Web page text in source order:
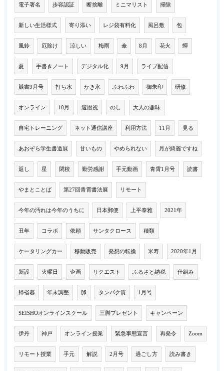
電子署名 歩容認証 断捨離 ミニマリスト 掃除
新しい生活様式 寄り添い レジ袋有料化 風呂敷 包
風鈴 厄除け 涼しい 梅雨 傘 8月 花火 蟬
夏 手書きノート デジタル化 9月 ライブ配信
競書9月号 打ち水 かき氷 ふわふわ 御朱印 研修
オンライン 10月 還暦祝 のし 大人の趣味
自宅トレーニング ネット通信講座 利用方法 11月 見る
あおぞら学生書道展 甘いもの やめられない 月が綺麗ですね
返し 星 閉校 勤労感謝 手元動画 青霄1月号 読書
やまとことば 第27回青霄書法展 リモート
今年の汚れは今年のうちに 日本郵便 上平泰雅 2021年
丑年 コラボ 依頼 サンタクロース 種類
ケータリングカー 移動販売 発想の転換 米寿 2020年1月
新設 火曜日 企画 リクエスト ふるさと納税 仕組み
帰省暮 年末調整 卵 タンパク質 1月号
SEISHOオンラインスクール 三脚プレゼント キャンペーン
伊丹 神戸 オンライン授業 緊急事態宣言 再発令 Zoom
リモート授業 手元 解説 2月号 過ごし方 読み書き